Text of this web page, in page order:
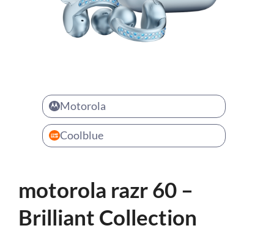
Motorola
Coolblue
motorola razr 60 –
Brilliant Collection